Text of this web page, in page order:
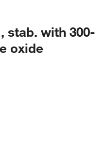
stab. with 300-
oxide